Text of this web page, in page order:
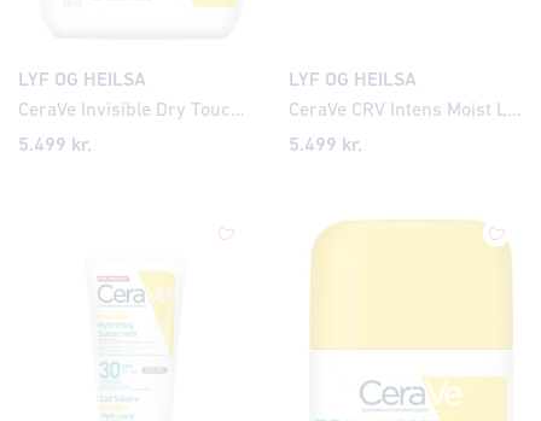
LYF OG HEILSA
CeraVe Invisible Dry Touch Fluid Sunscreen SPF50+
5.499 kr.
LYF OG HEILSA
CeraVe CRV Intens Moist Lotion 475ml
5.499 kr.